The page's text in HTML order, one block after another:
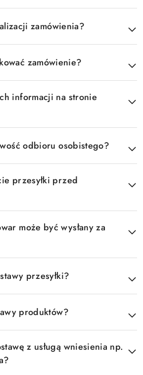
zamówienia?
zamówienie?
informacji na stronie
odbioru osobistego?
przesyłki przed
może być wysłany za
przesyłki?
produktów?
z usługą wniesienia np.